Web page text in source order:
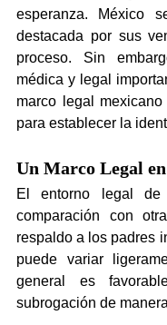
esperanza. México
destacada por sus
proceso. Sin
médica y legal
marco legal
para establecer la
Un Marco Legal
El entorno legal
comparación con
respaldo a los padres
puede variar
general es
subrogación de